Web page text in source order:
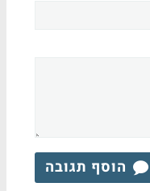
הוסף תגובה